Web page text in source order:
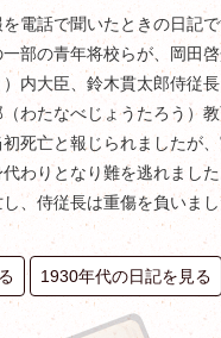
電話で聞いたときの日記
部の青年将校らが、岡田
内大臣、鈴木貫太郎侍従
わたなべじょうたろう）
死亡と報じられましたが
わりとなり難を逃れまし
、侍従長は重傷を負いまし
1930年代の日記を見る